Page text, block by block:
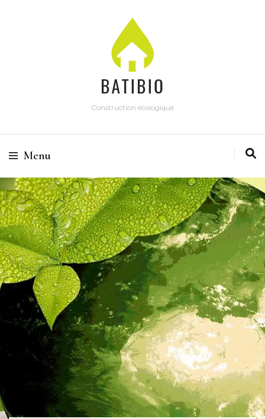
Construction écologique
Menu